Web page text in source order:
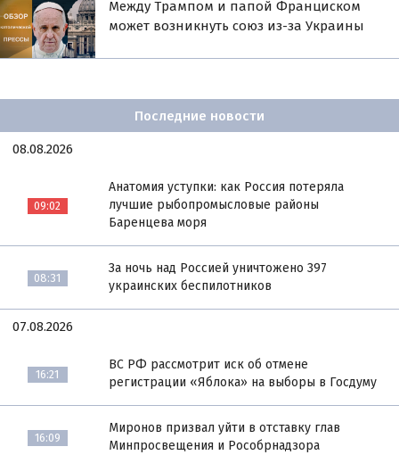
Между Трампом и папой Франциском
может возникнуть союз из-за Украины
Последние новости
08.08.2026
09:02
Анатомия уступки: как Россия потеряла
лучшие рыбопромысловые районы
Баренцева моря
08:31
За ночь над Россией уничтожено 397
украинских беспилотников
07.08.2026
16:21
ВС РФ рассмотрит иск об отмене
регистрации «Яблока» на выборы в Госдуму
16:09
Миронов призвал уйти в отставку глав
Минпросвещения и Рособрнадзора